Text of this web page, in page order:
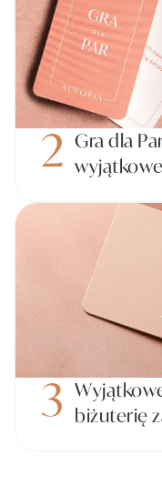
2 Gra dla
3 biżuterię